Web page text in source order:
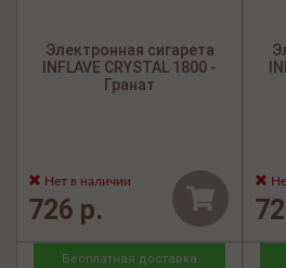
Электронная сигарета
INFLAVE CRYSTAL 1800 -
Гранат
Нет в наличии
726 р.
Бесплатная доставка